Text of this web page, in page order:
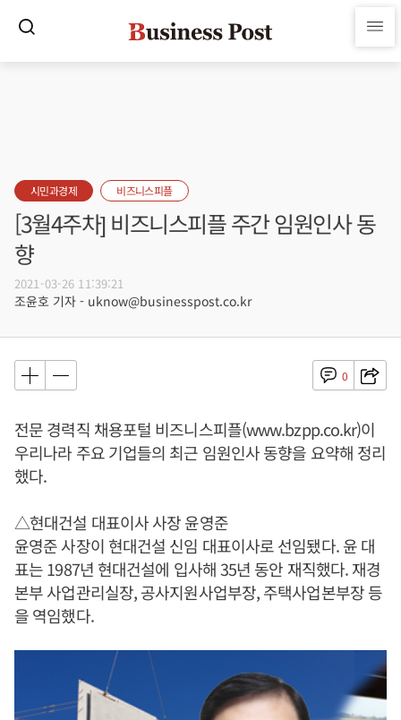
시민과경제 비즈니스피플
[3월4주차] 비즈니스피플 주간 임원인사 동
향
2021-03-26 11:39:21
조윤호 기자 - uknow@businesspost.co.kr
0
전문 경력직 채용포털 비즈니스피플(www.bzpp.co.kr)이
우리나라 주요 기업들의 최근 임원인사 동향을 요약해 정리
했다.
△현대건설 대표이사 사장 윤영준
윤영준 사장이 현대건설 신임 대표이사로 선임됐다. 윤 대
표는 1987년 현대건설에 입사해 35년 동안 재직했다. 재경
본부 사업관리실장, 공사지원사업부장, 주택사업본부장 등
을 역임했다.